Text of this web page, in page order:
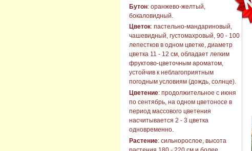
Бутон: оранжево-желтый,
бокаловидный.
Цветок: пастельно-мандариновый,
чашевидный, густомахровый, 90 - 100
лепестков в одном цветке, диаметр
цветка 11 - 12 см, обладает легким
фруктово-цветочным ароматом,
устойчив к неблагоприятным
погодным условиям (дождь, солнце).
Цветение: продолжительное с июня
по сентябрь, на одном цветоносе в
период массового цветения
насчитывается 2 - 3 цветка
одновременно.
Растение: сильнорослое, высота